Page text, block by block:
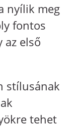
nyílik meg
fontos
az első
stílusának
tehet